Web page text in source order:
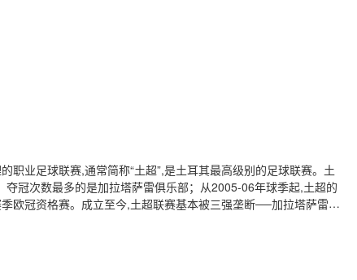
职业足球联赛,通常简称“土超”,是土耳其最高级别的足球联赛。土
冠次数最多的是加拉塔萨雷俱乐部；从2005-06年球季起,土超的
欧冠资格赛。成立至今,土超联赛基本被三强垄断──加拉塔萨雷足